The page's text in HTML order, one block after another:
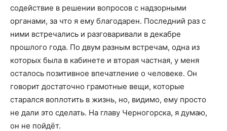
содействие в решении вопросов с надзорными
органами, за что я ему благодарен. Последний раз с
ними встречались и разговаривали в декабре
прошлого года. По двум разным встречам, одна из
которых была в кабинете и вторая частная, у меня
осталось позитивное впечатление о человеке. Он
говорит достаточно грамотные вещи, которые
старался воплотить в жизнь, но, видимо, ему просто
не дали это сделать. На главу Черногорска, я думаю,
он не пойдёт.